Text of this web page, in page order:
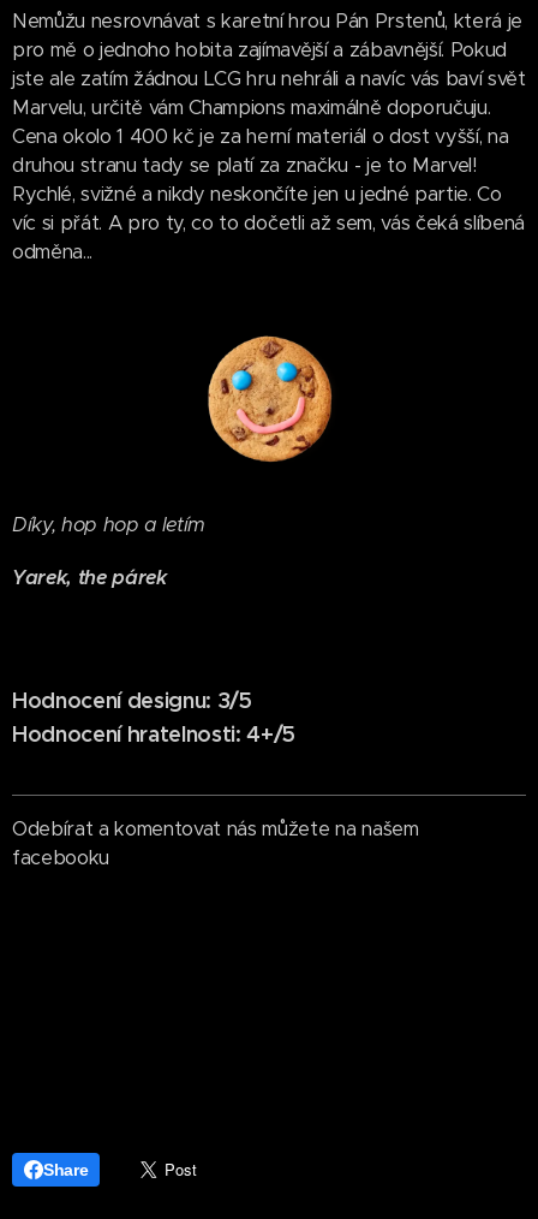
Nemůžu nesrovnávat s karetní hrou Pán Prstenů, která je
pro mě o jednoho hobita zajímavější a zábavnější. Pokud
jste ale zatím žádnou LCG hru nehráli a navíc vás baví svět
Marvelu, určitě vám Champions maximálně doporučuju.
Cena okolo 1 400 kč je za herní materiál o dost vyšší, na
druhou stranu tady se platí za značku - je to Marvel!
Rychlé, svižné a nikdy neskončíte jen u jedné partie. Co
víc si přát. A pro ty, co to dočetli až sem, vás čeká slíbená
odměna...
Díky, hop hop a letím
Yarek, the párek
Hodnocení designu: 3/5
Hodnocení hratelnosti: 4+/5
Odebírat a komentovat nás můžete na našem
facebooku
Share